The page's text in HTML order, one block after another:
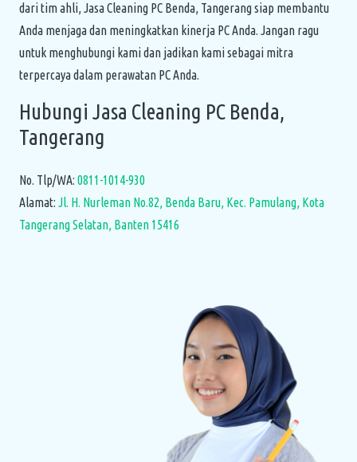
dari tim ahli, Jasa Cleaning PC Benda, Tangerang siap membantu
Anda menjaga dan meningkatkan kinerja PC Anda. Jangan ragu
untuk menghubungi kami dan jadikan kami sebagai mitra
terpercaya dalam perawatan PC Anda.
Hubungi Jasa Cleaning PC Benda,
Tangerang
No. Tlp/WA: 0811-1014-930
Alamat: Jl. H. Nurleman No.82, Benda Baru, Kec. Pamulang, Kota
Tangerang Selatan, Banten 15416